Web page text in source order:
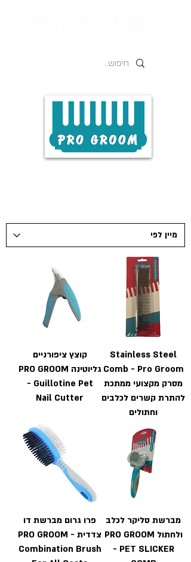
Stainless Steel
Comb - Pro Groom
מסרק מקצועי ממתכת
להתרת קשרים לכלבים
וחתולים
קוצץ ציפורניים
גליוטינה PRO GROOM
- Guillotine Pet
Nail Cutter
מברשת סליקר לכלב
ולחתול PRO GROOM
- PET SLICKER
פרו גרום מברשת דו
צדדית PRO GROOM -
Combination Brush